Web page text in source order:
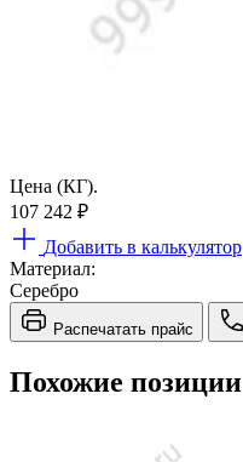
Цена (КГ).
107 242 ₽
Добавить в калькулятор
Материал:
Серебро
Распечатать прайс
Похожие позиции